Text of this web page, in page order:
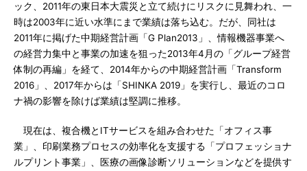
ック、2011年の東日本大震災と立て続けにリスクに見舞われ、一
時は2003年に近い水準にまで業績は落ち込む。だが、同社は
2011年に掲げた中期経営計画「G Plan2013」、情報機器事業へ
の経営力集中と事業の加速を狙った2013年4月の「グループ経営
体制の再編」を経て、2014年からの中期経営計画「Transform
2016」、2017年からは「SHINKA 2019」を実行し、最近のコロ
ナ禍の影響を除けば業績は堅調に推移。
現在は、複合機とITサービスを組み合わせた「オフィス事
業」、印刷業務プロセスの効率化を支援する「プロフェッショナ
ルプリント事業」、医療の画像診断ソリューションなどを提供す